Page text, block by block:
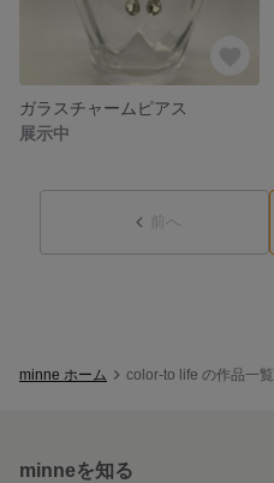
ガラスチャームピアス
展示中
前へ
minne ホーム color-to life の作品一覧
minneを知る